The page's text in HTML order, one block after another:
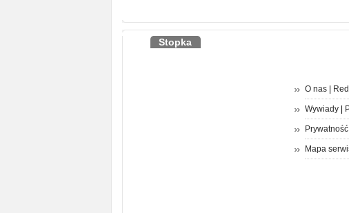
Stopka
O nas|
Wywiady|
Prywatność
Mapa